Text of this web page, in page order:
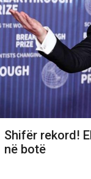
Shifër rekord!
në botë